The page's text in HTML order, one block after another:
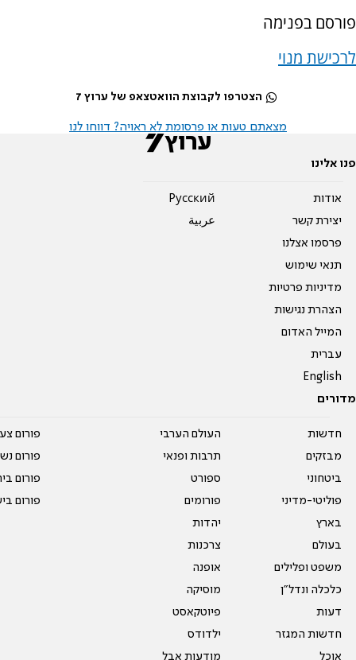
פורסם בפנימה
לרכישת מנוי
הצטרפו לקבוצת הוואטצאפ של ערוץ 7
מצאתם טעות או פרסומת לא ראויה? דווחו לנו
פנו אלינו
אודות
יצירת קשר
פרסמו אצלנו
תנאי שימוש
מדיניות פרטיות
הצהרת נגישות
המייל האדום
עברית
English
Pусский
عربية
מדורים
חדשות
מבזקים
ביטחוני
פוליטי-מדיני
בארץ
בעולם
משפט ופלילים
כלכלה ונדל"ן
דעות
חדשות המגזר
אוכל
העולם הערבי
תרבות ופנאי
ספורט
פורומים
יהדות
צרכנות
אופנה
מוסיקה
פיוטקאסט
ילדודס
מודעות אבל
פורום
פורום
פורום
פורום